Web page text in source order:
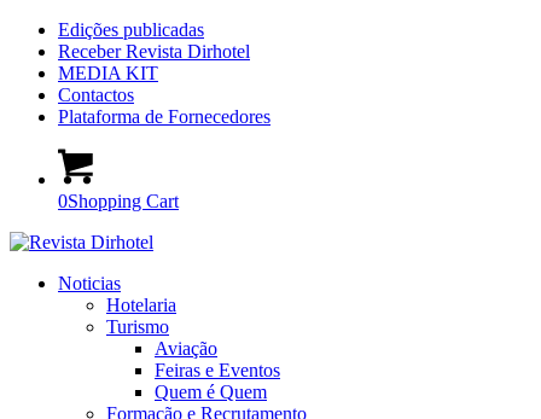
Edições publicadas
Receber Revista Dirhotel
MEDIA KIT
Contactos
Plataforma de Fornecedores
0Shopping Cart
Noticias
Hotelaria
Turismo
Aviação
Feiras e Eventos
Quem é Quem
Formação e Recrutamento